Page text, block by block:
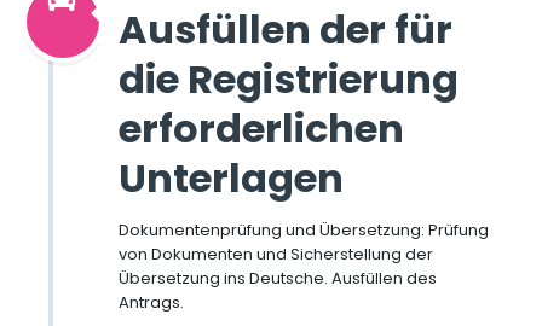
Ausfüllen der für
die Registrierung
erforderlichen
Unterlagen
Dokumentenprüfung und Übersetzung: Prüfung
von Dokumenten und Sicherstellung der
Übersetzung ins Deutsche. Ausfüllen des
Antrags.